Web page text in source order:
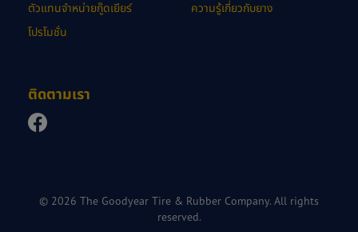
ตัวแทนจำหน่ายกู๊ดเยียร์
โปรโมชั่น
ความรู้เกี่ยวกับยาง
ติดตามเรา
© 2026 The Goodyear Tire & Rubber Company. All rights
reserved.